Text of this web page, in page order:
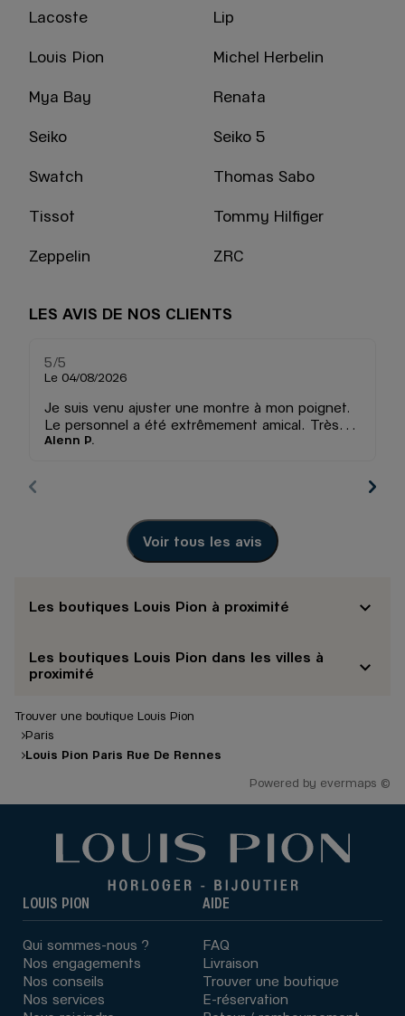
Lacoste Lip
Louis Pion Michel Herbelin
Mya Bay Renata
Seiko Seiko 5
Swatch Thomas Sabo
Tissot Tommy Hilfiger
Zeppelin ZRC
LES AVIS DE NOS CLIENTS
5/5
Le 04/08/2026
Je suis venu ajuster une montre à mon poignet.
Le personnel a été extrêmement amical. Très
bon service et très efficace. Merci infiniment.
Alenn P.
Voir tous les avis
Les boutiques Louis Pion à proximité
Les boutiques Louis Pion dans les villes à
proximité
Trouver une boutique Louis Pion
Paris
Louis Pion Paris Rue De Rennes
Powered by evermaps ©
LOUIS PION
Qui sommes-nous ?
Nos engagements
Nos conseils
Nos services
AIDE
FAQ
Livraison
Trouver une boutique
E-réservation